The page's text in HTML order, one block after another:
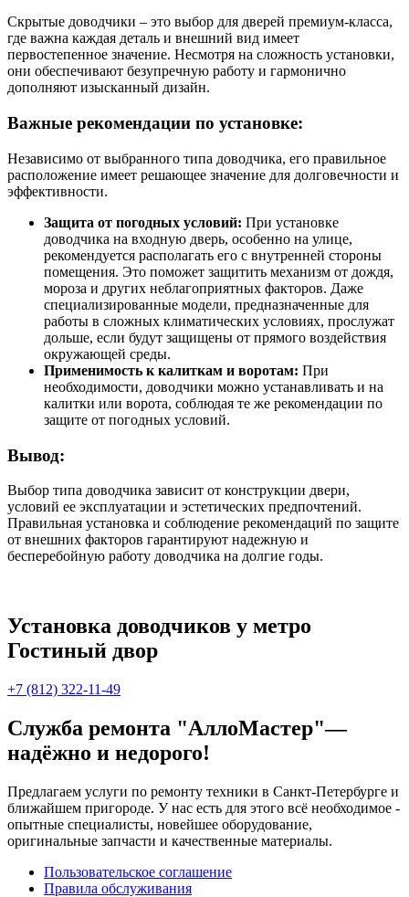
Скрытые доводчики – это выбор для дверей премиум-класса,
где важна каждая деталь и внешний вид имеет
первостепенное значение. Несмотря на сложность установки,
они обеспечивают безупречную работу и гармонично
дополняют изысканный дизайн.
Важные рекомендации по установке:
Независимо от выбранного типа доводчика, его правильное
расположение имеет решающее значение для долговечности и
эффективности.
Защита от погодных условий: При установке
доводчика на входную дверь, особенно на улице,
рекомендуется располагать его с внутренней стороны
помещения. Это поможет защитить механизм от дождя,
мороза и других неблагоприятных факторов. Даже
специализированные модели, предназначенные для
работы в сложных климатических условиях, прослужат
дольше, если будут защищены от прямого воздействия
окружающей среды.
Применимость к калиткам и воротам: При
необходимости, доводчики можно устанавливать и на
калитки или ворота, соблюдая те же рекомендации по
защите от погодных условий.
Вывод:
Выбор типа доводчика зависит от конструкции двери,
условий ее эксплуатации и эстетических предпочтений.
Правильная установка и соблюдение рекомендаций по защите
от внешних факторов гарантируют надежную и
бесперебойную работу доводчика на долгие годы.
Установка доводчиков у метро
Гостиный двор
+7 (812) 322-11-49
Служба ремонта "АллоМастер"—
надёжно и недорого!
Предлагаем услуги по ремонту техники в Санкт-Петербурге и
ближайшем пригороде. У нас есть для этого всё необходимое -
опытные специалисты, новейшее оборудование,
оригинальные запчасти и качественные материалы.
Пользовательское соглашение
Правила обслуживания